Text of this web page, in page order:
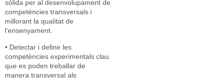
sòlida per al desenvolupament de
competències transversals i
millorant la qualitat de
l’ensenyament.
• Detectar i definir les
competències experimentals clau
que es poden treballar de
manera transversal als